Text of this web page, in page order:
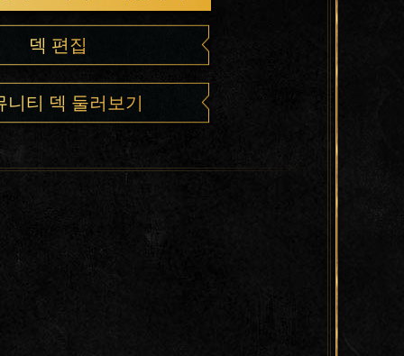
덱 편집
니티 덱 둘러보기